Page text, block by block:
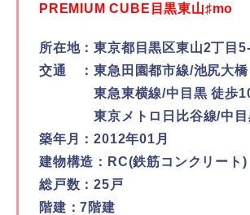
PREMIUM CUBE目黒東山♯mo
所在地：東京都目黒区東山2丁目
交通 ：東急田園都市線/池尻大橋
東急東横線/中目黒 徒歩
東京メトロ日比谷線/中目
築年月：2012年01月
建物構造：RC(鉄筋コンクリート)
総戸数：25戸
階建：7階建